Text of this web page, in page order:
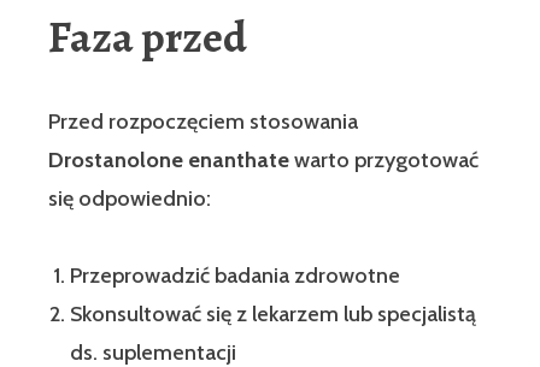
Faza przed
Przed rozpoczęciem stosowania
Drostanolone enanthatewarto przygotować
się odpowiednio:
Przeprowadzić badania zdrowotne
Skonsultować się z lekarzem lub specjalistą
ds. suplementacji